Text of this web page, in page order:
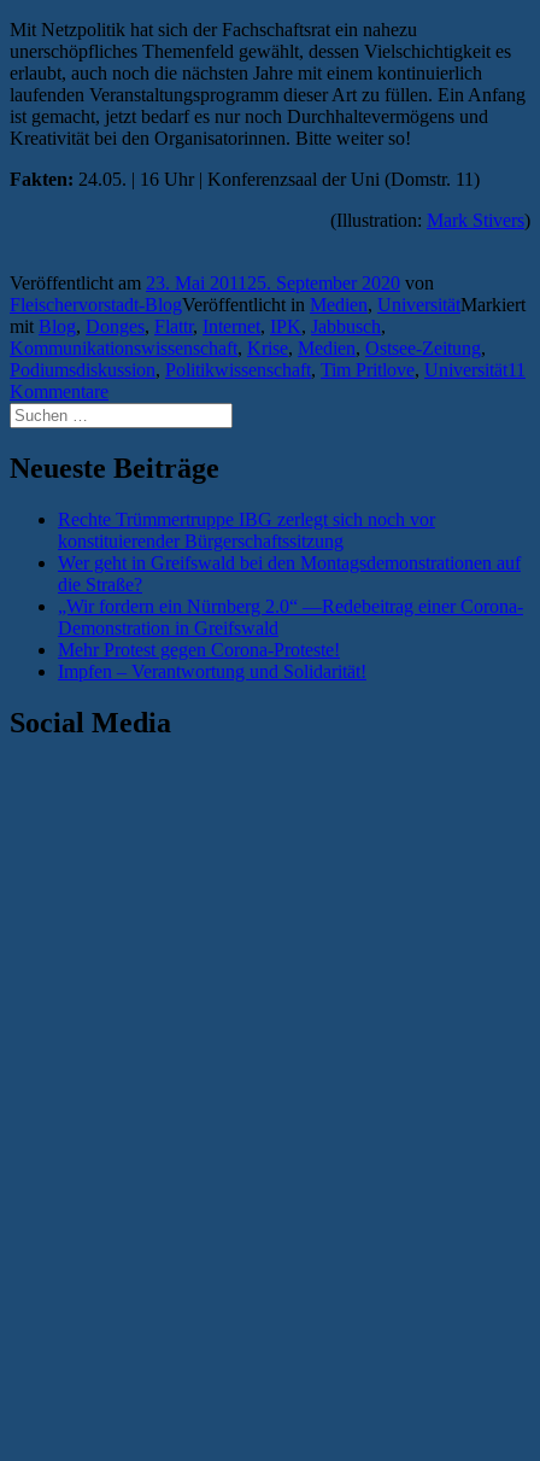
Mit Netzpolitik hat sich der Fachschaftsrat ein nahezu
unerschöpfliches Themenfeld gewählt, dessen Vielschichtigkeit es
erlaubt, auch noch die nächsten Jahre mit einem kontinuierlich
laufenden Veranstaltungsprogramm dieser Art zu füllen. Ein Anfang
ist gemacht, jetzt bedarf es nur noch Durchhaltevermögens und
Kreativität bei den Organisatorinnen. Bitte weiter so!
Fakten: 24.05. | 16 Uhr | Konferenzsaal der Uni (Domstr. 11)
(Illustration: Mark Stivers)
Veröffentlicht am 23. Mai 2011 25. September 2020 von
Fleischervorstadt-BlogVeröffentlicht in Medien, UniversitätMarkiert
mit Blog, Donges, Flattr, Internet, IPK, Jabbusch,
Kommunikationswissenschaft, Krise, Medien, Ostsee-Zeitung,
Podiumsdiskussion, Politikwissenschaft, Tim Pritlove, Universität11
Kommentare
Suchen
nach:
Neueste Beiträge
Rechte Trümmertruppe IBG zerlegt sich noch vor
konstituierender Bürgerschaftssitzung
Wer geht in Greifswald bei den Montagsdemonstrationen auf
die Straße?
„Wir fordern ein Nürnberg 2.0“ —Redebeitrag einer Corona-
Demonstration in Greifswald
Mehr Protest gegen Corona-Proteste!
Impfen – Verantwortung und Solidarität!
Social Media